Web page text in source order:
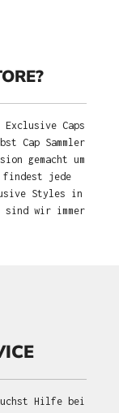
Caps
Cap Sammler
gemacht um
findest jede
Styles in
sind wir immer
Hilfe bei